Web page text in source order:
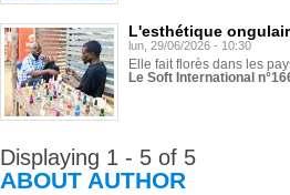
L'esthétique
lun, 29/06/2026 - 10:30
Elle fait florès dans les
Le Soft International
Displaying 1 - 5 of 5
ABOUT AUTHOR